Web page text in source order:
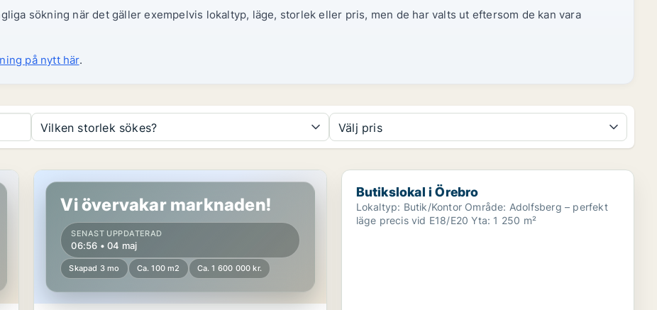
sökning när det gäller exempelvis lokaltyp, läge, storlek eller pris, men de har valts ut eftersom de kan vara
på nytt här.
Vilken storlek sökes? Välj pris
Butikslokal i Laxå, Tived
Vi övervakar marknaden!
SENAST UPPDATERAD
06:56 • 04 maj
Skapad 3 mo Ca. 100 m2 Ca. 1 600 000 kr.
Butikslokal i Örebro
Butikslokal i Örebro
Lokaltyp: Butik/Kontor Område: Adolfsberg – perfekt
läge precis vid E18/E20 Yta: 1 250 m²